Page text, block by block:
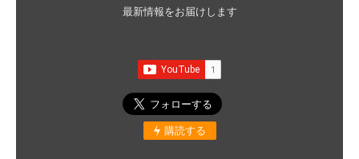
最新情報をお届けします
購読する